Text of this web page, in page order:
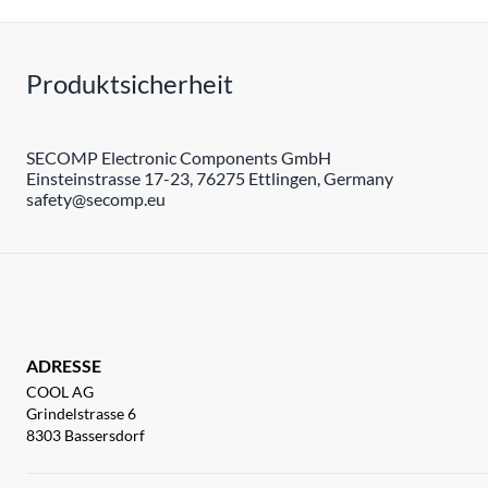
Produktsicherheit
SECOMP Electronic Components GmbH
Einsteinstrasse 17-23, 76275 Ettlingen, Germany
safety@secomp.eu
ADRESSE
COOL AG
Grindelstrasse 6
8303 Bassersdorf